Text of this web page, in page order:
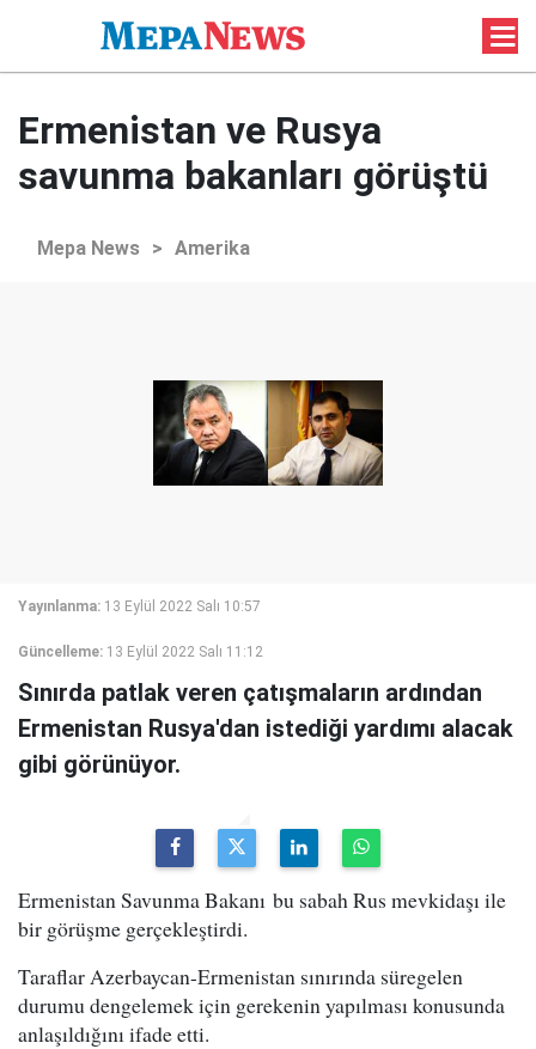
Ermenistan ve Rusya
savunma bakanları görüştü
Mepa News > Amerika
Yayınlanma: 13 Eylül 2022 Salı 10:57
Güncelleme: 13 Eylül 2022 Salı 11:12
Sınırda patlak veren çatışmaların ardından
Ermenistan Rusya'dan istediği yardımı alacak
gibi görünüyor.
Ermenistan Savunma Bakanı bu sabah Rus mevkidaşı ile
bir görüşme gerçekleştirdi.
Taraflar Azerbaycan-Ermenistan sınırında süregelen
durumu dengelemek için gerekenin yapılması konusunda
anlaşıldığını ifade etti.